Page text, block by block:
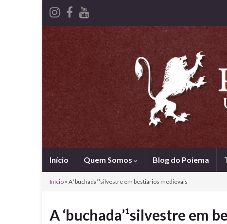
Início Quem Somos Blog do Poiema
Início » A ‘buchada’¹silvestre em bestiários medievais
A ‘buchada’¹silvestre em